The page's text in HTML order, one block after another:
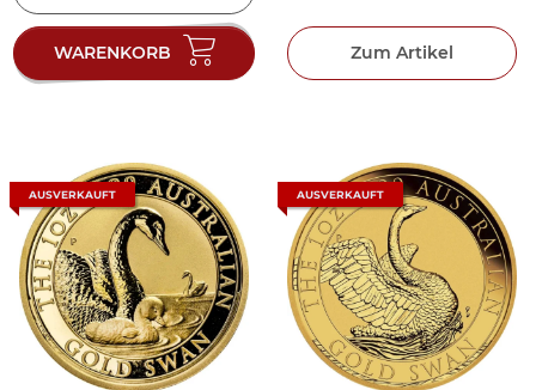
WARENKORB Zum Artikel
AUSVERKAUFT AUSVERKAUFT